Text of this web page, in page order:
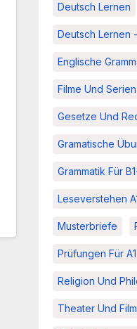
Deutsch Lernen
Deutsch Lernen
Englische
Filme Und Serien
Gesetze Und
Gramatische
Grammatik Für
Leseverstehen
Musterbriefe
Prüfungen Für
Religion Und
Theater Und